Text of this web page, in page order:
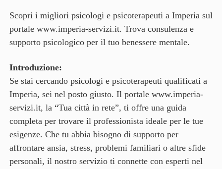
Scopri i migliori psicologi e psicoterapeuti a Imperia sul
portale www.imperia-servizi.it. Trova consulenza e
supporto psicologico per il tuo benessere mentale.
Introduzione:
Se stai cercando psicologi e psicoterapeuti qualificati a
Imperia, sei nel posto giusto. Il portale www.imperia-
servizi.it, la “Tua città in rete”, ti offre una guida
completa per trovare il professionista ideale per le tue
esigenze. Che tu abbia bisogno di supporto per
affrontare ansia, stress, problemi familiari o altre sfide
personali, il nostro servizio ti connette con esperti nel